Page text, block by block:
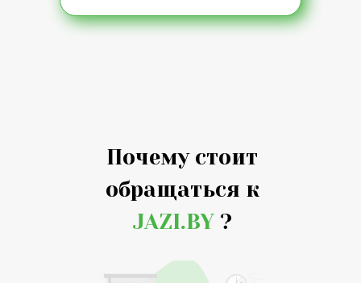
Почему стоит
обращаться к
JAZI.BY ?